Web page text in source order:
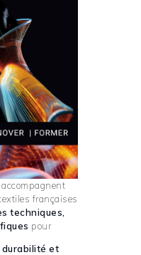
françaises
techniques,
pour
durabilité et